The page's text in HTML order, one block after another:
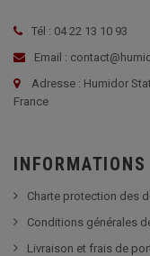
Tél : 04 22 13 10 93
Email :
Adresse : Humidor
France
INFORMATIONS
Charte protection des
Conditions générales
Livraison et frais de